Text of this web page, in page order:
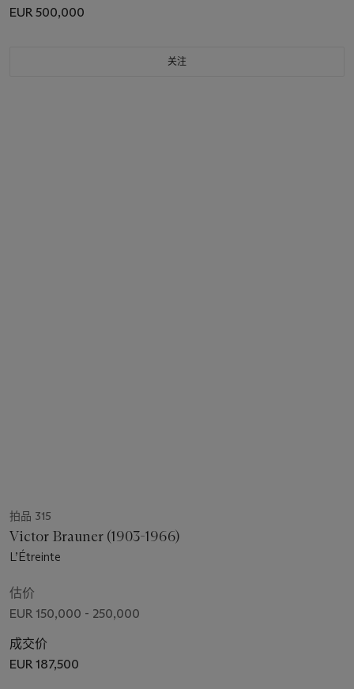
EUR 500,000
关注
拍品 315
Victor Brauner (1903-1966)
L’Étreinte
估价
EUR 150,000 - 250,000
成交价
EUR 187,500